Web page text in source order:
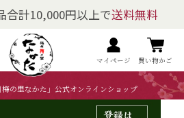
合計10,000円以上で送料無料
マイページ 買い物かご
の里なかた」公式オンラインショップ